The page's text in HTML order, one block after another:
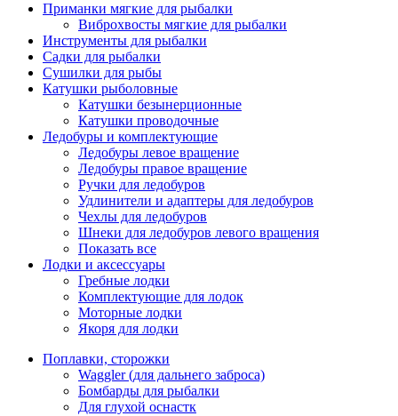
Приманки мягкие для рыбалки
Виброхвосты мягкие для рыбалки
Инструменты для рыбалки
Садки для рыбалки
Сушилки для рыбы
Катушки рыболовные
Катушки безынерционные
Катушки проводочные
Ледобуры и комплектующие
Ледобуры левое вращение
Ледобуры правое вращение
Ручки для ледобуров
Удлинители и адаптеры для ледобуров
Чехлы для ледобуров
Шнеки для ледобуров левого вращения
Показать все
Лодки и аксессуары
Гребные лодки
Комплектующие для лодок
Моторные лодки
Якоря для лодки
Поплавки, сторожки
Waggler (для дальнего заброса)
Бомбарды для рыбалки
Для глухой оснастк